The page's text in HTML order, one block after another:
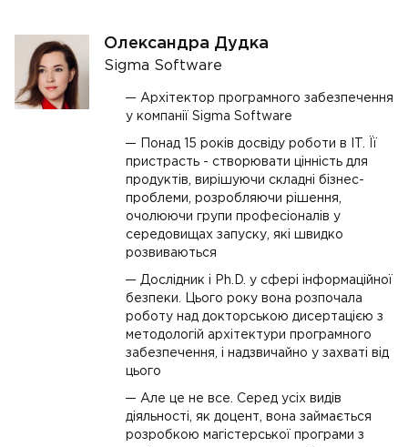
Олександра Дудка
Sigma Software
Архітектор програмного забезпечення
у компанії Sigma Software
Понад 15 років досвіду роботи в IT. Її
пристрасть - створювати цінність для
продуктів, вирішуючи складні бізнес-
проблеми, розробляючи рішення,
очолюючи групи професіоналів у
середовищах запуску, які швидко
розвиваються
Дослідник і Ph.D. у сфері інформаційної
безпеки. Цього року вона розпочала
роботу над докторською дисертацією з
методологій архітектури програмного
забезпечення, і надзвичайно у захваті від
цього
Але це не все. Серед усіх видів
діяльності, як доцент, вона займається
розробкою магістерської програми з